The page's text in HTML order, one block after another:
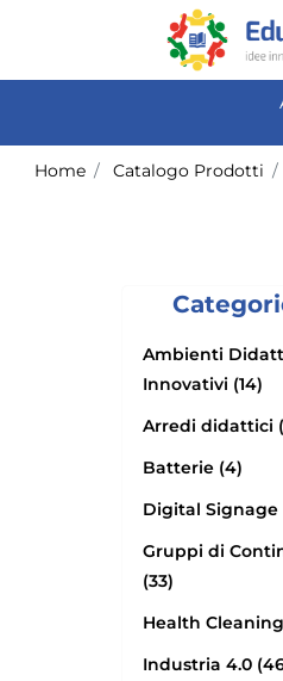
Home Catalogo Prodotti
Ambienti
Innovativi (14)
Arredi didattici
Batterie (4)
Digital Signage
Gruppi di
(33)
Health
Industria 4.0